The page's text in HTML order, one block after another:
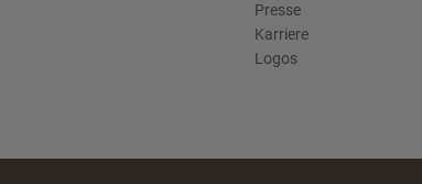
Presse
Karriere
Logos